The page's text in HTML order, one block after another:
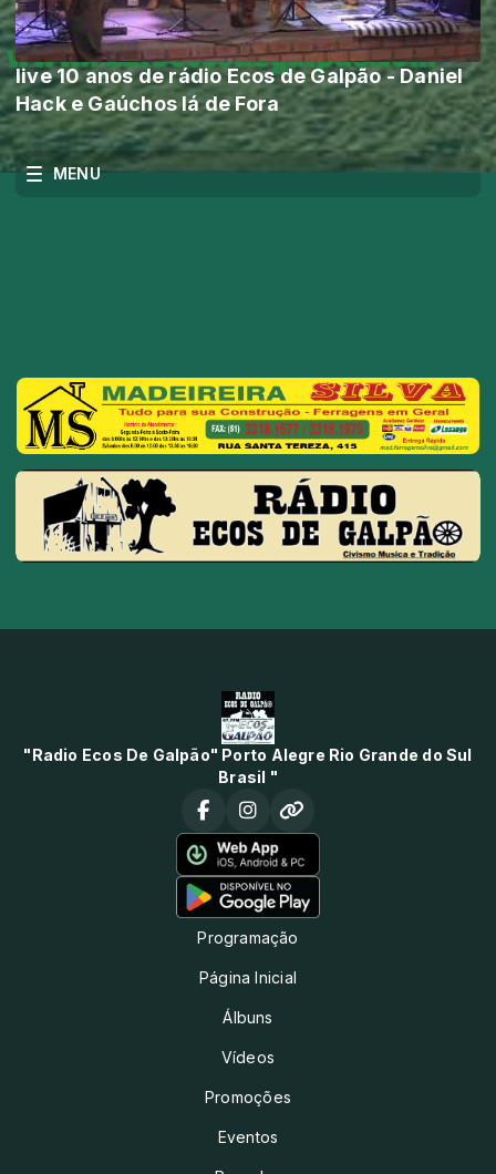
live 10 anos de rádio Ecos de Galpão - Daniel
Hack e Gaúchos lá de Fora
MENU
"Radio Ecos De Galpão" Porto Alegre Rio Grande do Sul
Brasil "
Programação
Página Inicial
Álbuns
Vídeos
Promoções
Eventos